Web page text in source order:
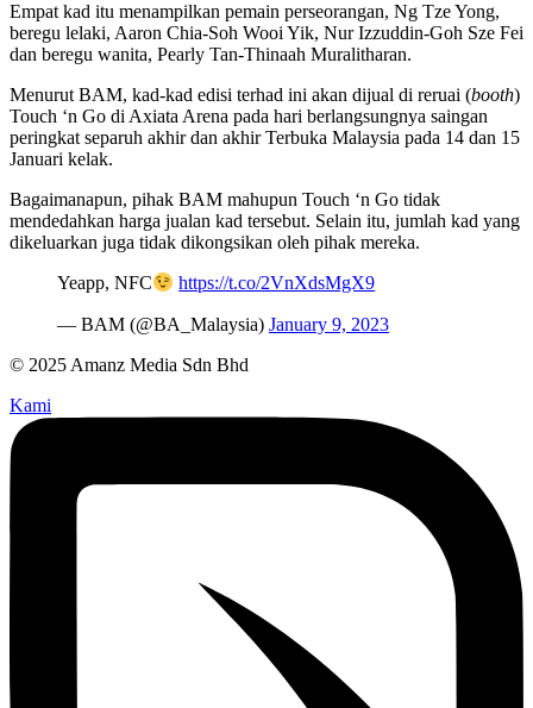
Empat kad itu menampilkan pemain perseorangan, Ng Tze Yong,
beregu lelaki, Aaron Chia-Soh Wooi Yik, Nur Izzuddin-Goh Sze Fei
dan beregu wanita, Pearly Tan-Thinaah Muralitharan.
Menurut BAM, kad-kad edisi terhad ini akan dijual di reruai (booth)
Touch ‘n Go di Axiata Arena pada hari berlangsungnya saingan
peringkat separuh akhir dan akhir Terbuka Malaysia pada 14 dan 15
Januari kelak.
Bagaimanapun, pihak BAM mahupun Touch ‘n Go tidak
mendedahkan harga jualan kad tersebut. Selain itu, jumlah kad yang
dikeluarkan juga tidak dikongsikan oleh pihak mereka.
Yeapp, NFC
https://t.co/2VnXdsMgX9
— BAM (@BA_Malaysia) January 9, 2023
© 2025 Amanz Media Sdn Bhd
Kami